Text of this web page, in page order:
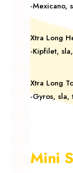
-Mexicano,
Xtra Long
-Kipfilet,
Xtra Long
-Gyros, sla,
Mini